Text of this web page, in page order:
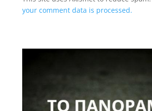
your comment data is processed.